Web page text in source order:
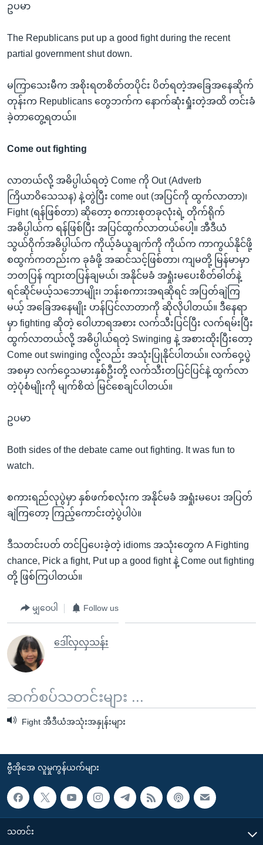
ဥပမာ
The Republicans put up a good fight during the recent
partial government shut down.
မကြာသေးမီက အစိုးရတစိတ်တပိုင်း ပိတ်ရတဲ့အခြေအနေဆိုက်
တုန်းက Republicans တွေဘက်က နောက်ဆုံးရှုံးတဲ့အထိ တင်းခံ
ခဲ့တာတွေ့ရတယ်။
Come out fighting
လာတယ်လို့ အဓိပ္ပါယ်ရတဲ့ Come ကို Out (Adverb
ကြိယာဝိသေသန) နဲ့တွဲပြီး come out (အပြင်ကို ထွက်လာတာ)၊
Fight (ရန်ဖြစ်တာ) ဆိုတော့ စကားစုတခုလုံးရဲ့ တိုက်ရိုက်
အဓိပ္ပါယ်က ရန်ဖြစ်ပြီး အပြင်ထွက်လာတယ်ပေါ့။ အီဒီယံ
သွယ်ဝိုက်အဓိပ္ပါယ်က ကိုယ့်ခံယူချက်ကို ကိုယ်က ကာကွယ်နိုင်ဖို့
စထွက်ကတည်းက ခုခံဖို့ အဆင်သင့်ဖြစ်တာ၊ ကျမတို့ မြန်မာမှာ
ဘတပြန် ကျားတပြန်ချမယ်၊ အနိုင်မခံ အရှုံးမပေးစိတ်ဓါတ်နဲ့
ရင်ဆိုင်မယ့်သဘောမျိုး၊ ဘန်းစကားအရဆိုရင် အပြတ်ချဲကြ
မယ့် အခြေအနေမျိုး ဟန်ပြင်လာတာကို ဆိုလိုပါတယ်။ ဒီနေရာ
မှာ fighting ဆိုတဲ့ ဝေါဟာရအစား လက်သီးပြင်ပြီး လက်ရမ်းပြီး
ထွက်လာတယ်လို့ အဓိပ္ပါယ်ရတဲ့ Swinging နဲ့ အစားထိုးပြီးတော့
Come out swinging လို့လည်း အသုံးပြုနိုင်ပါတယ်။ လက်ဝှေ့ပွဲ
အစမှာ လက်ဝှေ့သမားနှစ်ဦးတို့ လက်သီးတပြင်ပြင်နဲ့ ထွက်လာ
တဲ့ပုံစံမျိုးကို မျက်စိထဲ မြင်စေချင်ပါတယ်။
ဥပမာ
Both sides of the debate came out fighting. It was fun to
watch.
စကားရည်လုပွဲမှာ နှစ်ဖက်စလုံးက အနိုင်မခံ အရှုံးမပေး အပြတ်
ချဲကြတော့ ကြည့်ကောင်းတဲ့ပွဲပါပဲ။
ဒီသတင်းပတ် တင်ပြပေးခဲ့တဲ့ idioms အသုံးတွေက A Fighting
chance, Pick a fight, Put up a good fight နဲ့ Come out fighting
တို့ ဖြစ်ကြပါတယ်။
မျှဝေပါ Follow us
ဒေါ်လှလှသန်း
ဆက်စပ်သတင်းများ ...
Fight အီဒီယံအသုံးအနှုန်းများ
ဗွီအိုအေ လူမှုကွန်ယက်များ
သတင်း